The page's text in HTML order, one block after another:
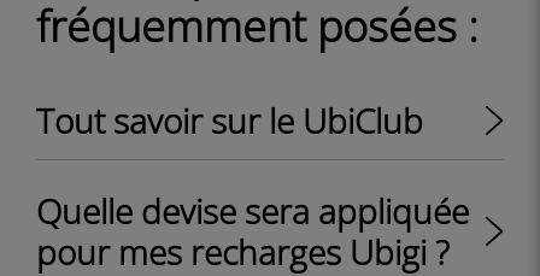
fréquemment posées :
Tout savoir sur le UbiClub
Quelle devise sera appliquée
pour mes recharges Ubigi ?